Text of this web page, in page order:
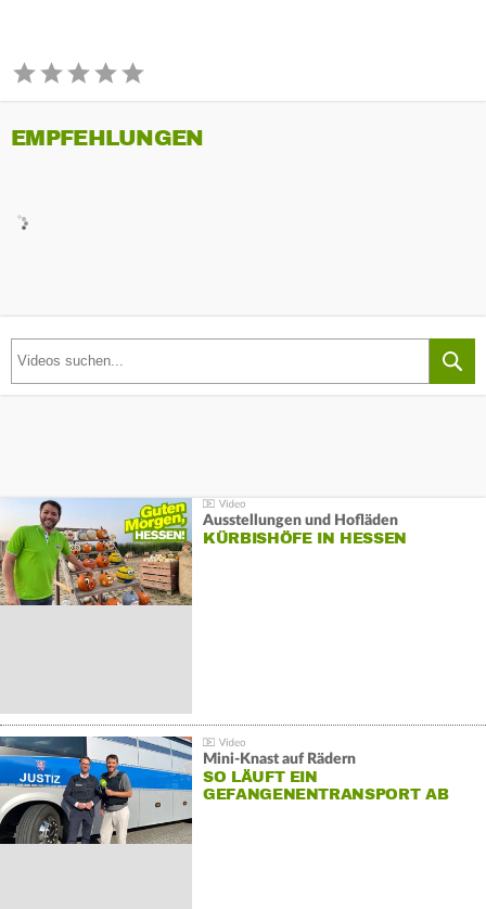
EMPFEHLUNGEN
Ausstellungen und Hofläden
KÜRBISHÖFE IN HESSEN
Mini-Knast auf Rädern
SO LÄUFT EIN
GEFANGENENTRANSPORT AB